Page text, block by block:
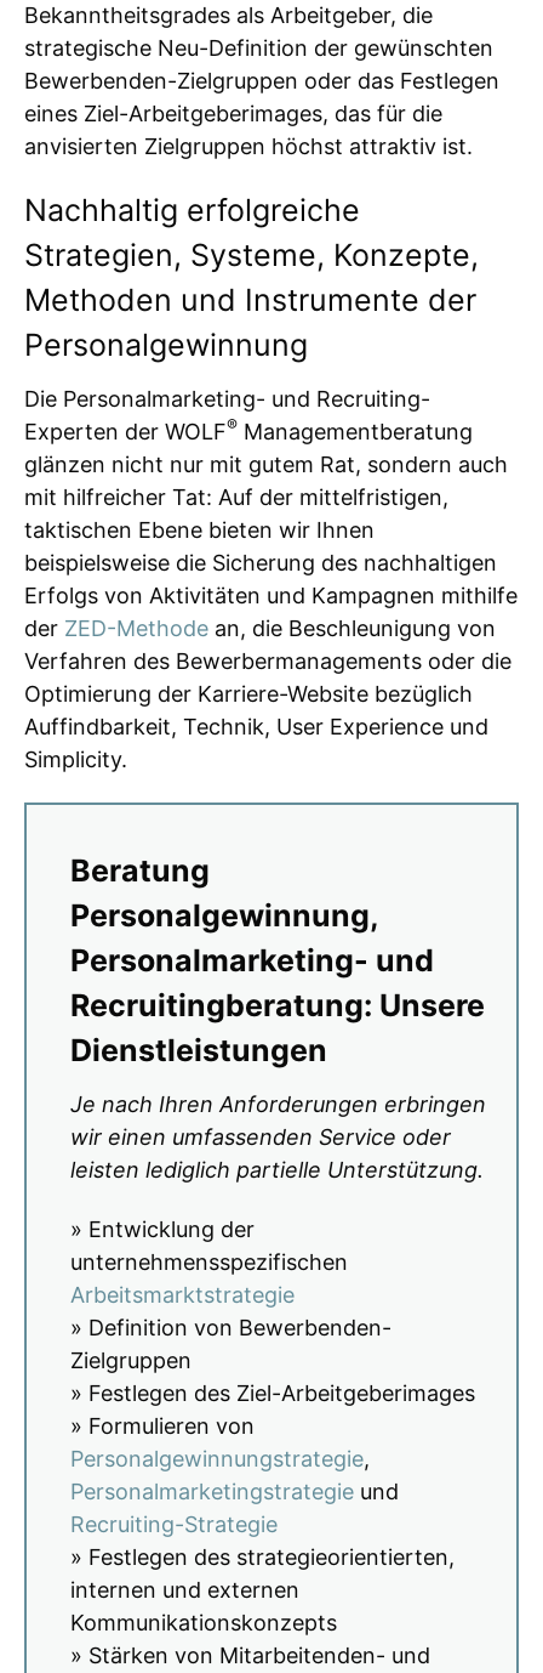
Bekanntheitsgrades als Arbeitgeber, die
strategische Neu-Definition der gewünschten
Bewerbenden-Zielgruppen oder das Festlegen
eines Ziel-Arbeitgeberimages, das für die
anvisierten Zielgruppen höchst attraktiv ist.
Nachhaltig erfolgreiche
Strategien, Systeme, Konzepte,
Methoden und Instrumente der
Personalgewinnung
Die Personalmarketing- und Recruiting-
Experten der WOLF® Managementberatung
glänzen nicht nur mit gutem Rat, sondern auch
mit hilfreicher Tat: Auf der mittelfristigen,
taktischen Ebene bieten wir Ihnen
beispielsweise die Sicherung des nachhaltigen
Erfolgs von Aktivitäten und Kampagnen mithilfe
der ZED-Methode an, die Beschleunigung von
Verfahren des Bewerbermanagements oder die
Optimierung der Karriere-Website bezüglich
Auffindbarkeit, Technik, User Experience und
Simplicity.
Beratung
Personalgewinnung,
Personalmarketing- und
Recruitingberatung: Unsere
Dienstleistungen
Je nach Ihren Anforderungen erbringen
wir einen umfassenden Service oder
leisten lediglich partielle Unterstützung.
» Entwicklung der
unternehmensspezifischen
Arbeitsmarktstrategie
» Definition von Bewerbenden-
Zielgruppen
» Festlegen des Ziel-Arbeitgeberimages
» Formulieren von
Personalgewinnungstrategie,
Personalmarketingstrategie und
Recruiting-Strategie
» Festlegen des strategieorientierten,
internen und externen
Kommunikationskonzepts
» Stärken von Mitarbeitenden- und